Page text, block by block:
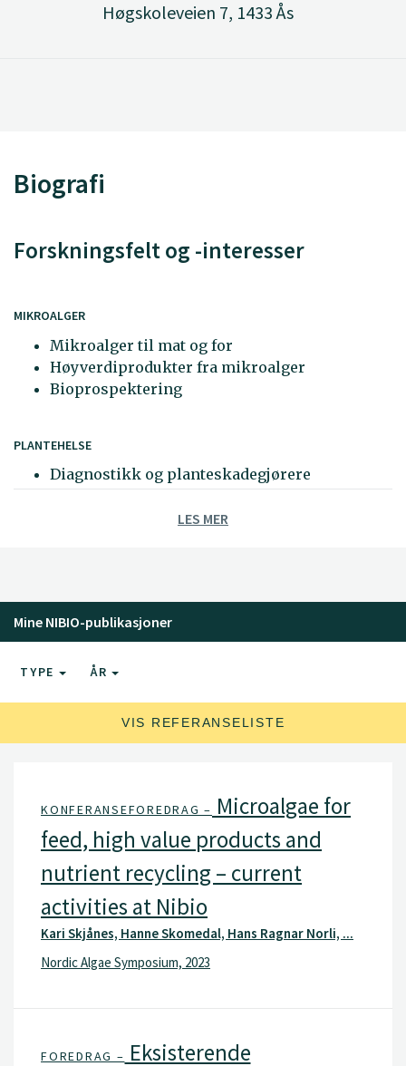
Høgskoleveien 7, 1433 Ås
Biografi
Forskningsfelt og -interesser
MIKROALGER
Mikroalger til mat og for
Høyverdiprodukter fra mikroalger
Bioprospektering
PLANTEHELSE
Diagnostikk og planteskadegjørere
LES MER
Mine NIBIO-publikasjoner
TYPE ÅR
VIS REFERANSELISTE
KONFERANSEFOREDRAG – Microalgae for
feed, high value products and
nutrient recycling – current
activities at Nibio
Kari Skjånes, Hanne Skomedal, Hans Ragnar Norli, ...
Nordic Algae Symposium, 2023
FOREDRAG – Eksisterende